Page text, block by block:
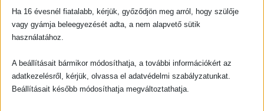
(formák, színek), hogy a doboz üresen jöjjön
haza.
Ha 16 évesnél fiatalabb, kérjük, győződjön meg arról, hogy szülője
vagy gyámja beleegyezését adta, a nem alapvető sütik
használatához.
A beállításait bármikor módosíthatja, a további információkért az
adatkezelésről, kérjük, olvassa el adatvédelmi szabályzatunkat.
Beállításait később módosíthatja megváltoztathatja.